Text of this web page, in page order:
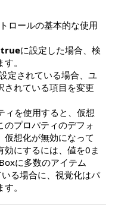
ロールの基本的な使用
trueに設定した場合、検
。
定され​ている場合、ユ
されている項目を変更
ィを使用すると、仮想
のプロパティのデフォ
仮想化が無効になって
効にするには、値を0ま
に多数のアイテム
る場合に、視覚化はパ
。